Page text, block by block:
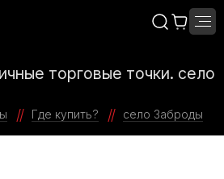
торговые точки. село
Где купить? село Заброды